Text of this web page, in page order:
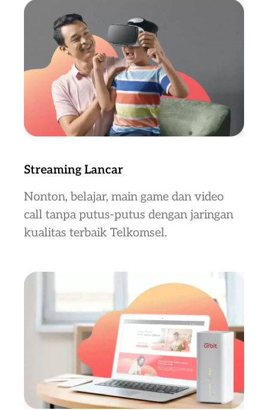
Streaming Lancar
Nonton, belajar, main game dan video
call tanpa putus-putus dengan jaringan
kualitas terbaik Telkomsel.